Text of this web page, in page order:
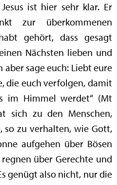
ist hier sehr klar. Er
zur überkommenen
gehört, dass gesagt
Nächsten lieben und
aber sage euch: Liebt eure
die euch verfolgen, damit
im Himmel werdet“ (Mt
sich zu den Menschen,
so zu verhalten, wie Gott,
aufgehen über Bösen
über Gerechte und
genügt also nicht, nur die